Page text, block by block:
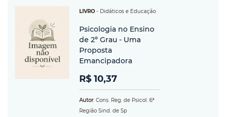
LIVRO - Didáticos e Educação
Psicologia no Ensino
de 2º Grau - Uma
Proposta
Emancipadora
R$ 10,37
Autor: Cons. Reg. de Psicol. 6ª
Região Sind. de Sp